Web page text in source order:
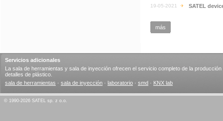
19-05-2021 SATEL
más
Servicios adicionales
La sala de herramientas y sala de inyección ofrecen el servicio completo de la producción
detalles de plástico.
sala de herramientas · sala de inyección · laboratorio · smd · KNX lab
© 1990-2026 SATEL sp. z o.o.